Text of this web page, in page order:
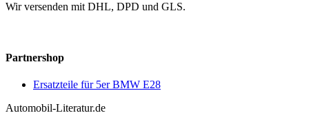
Wir versenden mit DHL, DPD und GLS.
Partnershop
Ersatzteile für 5er BMW E28
Automobil-Literatur.de